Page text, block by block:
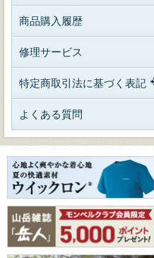
商品購入履歴
修理サービス
特定商取引法に基づく表記
よくある質問